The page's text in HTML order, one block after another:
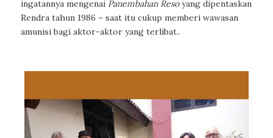
ingatannya mengenai Panembahan Resoyang dipentaskan
Rendra tahun 1986 – saat itu cukup memberi wawasan
amunisi bagi aktor-aktor yang terlibat..